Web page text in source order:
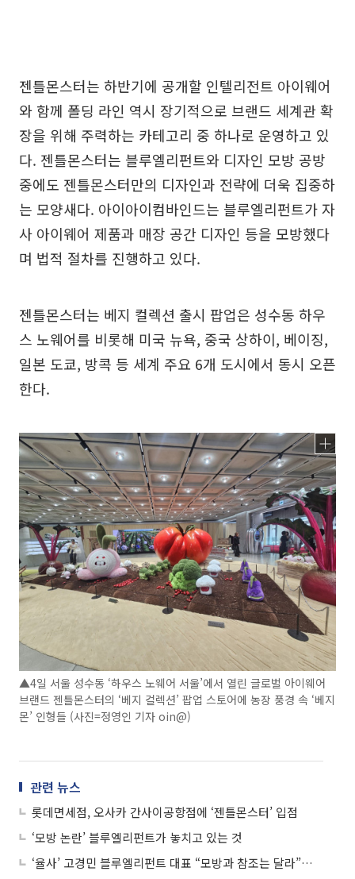
젠틀몬스터는 하반기에 공개할 인텔리전트 아이웨어
와 함께 폴딩 라인 역시 장기적으로 브랜드 세계관 확
장을 위해 주력하는 카테고리 중 하나로 운영하고 있
다. 젠틀몬스터는 블루엘리펀트와 디자인 모방 공방
중에도 젠틀몬스터만의 디자인과 전략에 더욱 집중하
는 모양새다. 아이아이컴바인드는 블루엘리펀트가 자
사 아이웨어 제품과 매장 공간 디자인 등을 모방했다
며 법적 절차를 진행하고 있다.
젠틀몬스터는 베지 컬렉션 출시 팝업은 성수동 하우
스 노웨어를 비롯해 미국 뉴욕, 중국 상하이, 베이징,
일본 도쿄, 방콕 등 세계 주요 6개 도시에서 동시 오픈
한다.
▲4일 서울 성수동 ‘하우스 노웨어 서울’에서 열린 글로벌 아이웨어
브랜드 젠틀몬스터의 ‘베지 컬렉션’ 팝업 스토어에 농장 풍경 속 ‘베지
몬’ 인형들 (사진=정영인 기자 oin@)
관련 뉴스
롯데면세점, 오사카 간사이공항점에 ‘젠틀몬스터’ 입점
‘모방 논란’ 블루엘리펀트가 놓치고 있는 것
‘율사’ 고경민 블루엘리펀트 대표 “모방과 참조는 달라”…젠틀몬스터 소송 “핵심은 위법성 여부”